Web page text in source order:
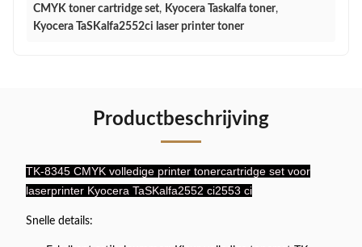
CMYK toner cartridge set, Kyocera Taskalfa toner,
Kyocera TaSKalfa2552ci laser printer toner
Productbeschrijving
TK-8345 CMYK volledige printer tonercartridge set voor
laserprinter Kyocera TaSKalfa2552 ci2553 ci
Snelle details: